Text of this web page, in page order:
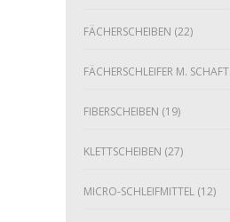
FÄCHERSCHEIBEN (22)
FÄCHERSCHLEIFER M. SCHAFT
FIBERSCHEIBEN (19)
KLETTSCHEIBEN (27)
MICRO-SCHLEIFMITTEL (12)